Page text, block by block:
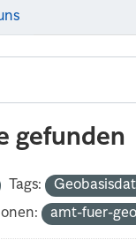
gefunden
Tags:
amt-fuer-